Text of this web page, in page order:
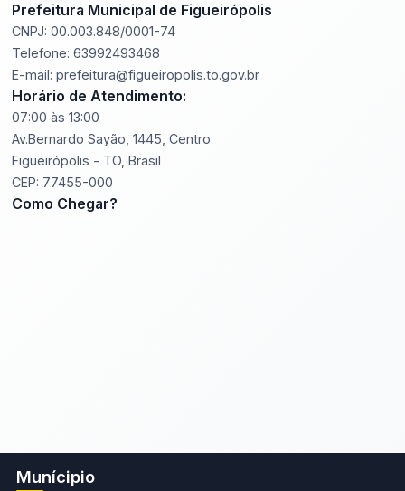
Prefeitura Municipal de Figueirópolis
CNPJ: 00.003.848/0001-74
Telefone: 63992493468
E-mail: prefeitura@figueiropolis.to.gov.br
Horário de Atendimento:
07:00 às 13:00
Av.Bernardo Sayão, 1445, Centro
Figueirópolis - TO, Brasil
CEP: 77455-000
Como Chegar?
Munícipio